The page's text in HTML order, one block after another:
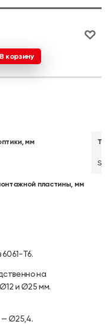
В корзину
мм
пластины, мм
SM1
T6.
на
и Ø25 мм.
— Ø25,4.